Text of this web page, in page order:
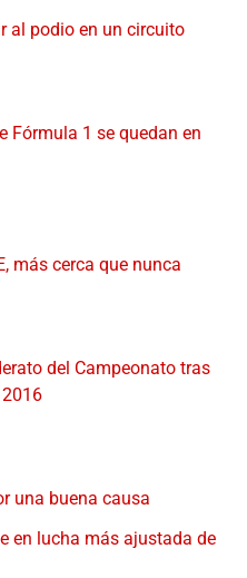
al podio en un circuito
Fórmula 1 se quedan en
más cerca que nunca
del Campeonato tras
una buena causa
en lucha más ajustada de